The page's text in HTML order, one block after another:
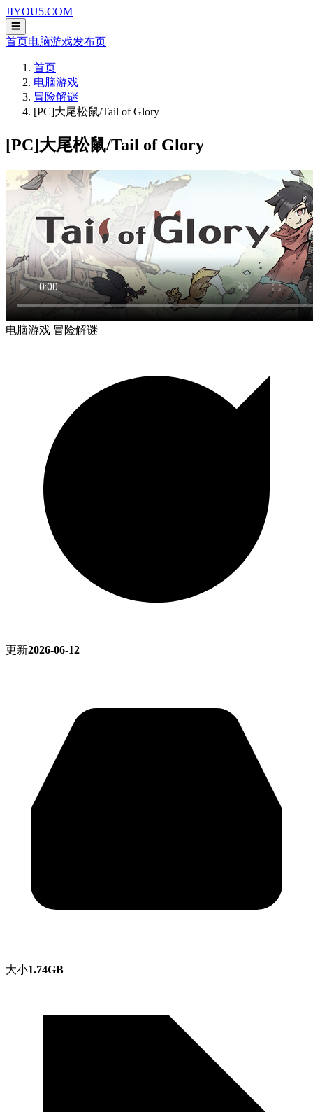
JIYOU5.COM
☰
首页电脑游戏发布页
首页
电脑游戏
冒险解谜
[PC]大尾松鼠/Tail of Glory
[PC]大尾松鼠/Tail of Glory
电脑游戏 冒险解谜
更新2026-06-12
大小1.74GB